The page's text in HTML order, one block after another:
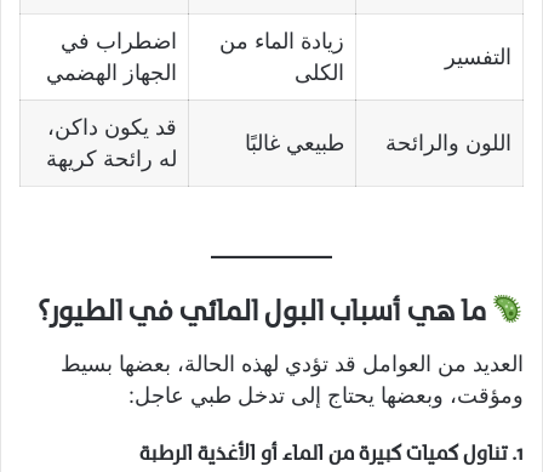
التفسير
زيادة الماء من
الكلى
اضطراب في
الجهاز الهضمي
اللون والرائحة طبيعي غالبًا
قد يكون داكن،
له رائحة كريهة
ما هي أسباب البول المائي في الطيور؟
العديد من العوامل قد تؤدي لهذه الحالة، بعضها بسيط
ومؤقت، وبعضها يحتاج إلى تدخل طبي عاجل:
1. تناول كميات كبيرة من الماء أو الأغذية الرطبة